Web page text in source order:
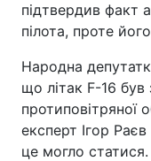
підтвердив факт
пілота, проте
Народна
що літак F-16
протиповітряної
експерт Ігор
це могло статися.